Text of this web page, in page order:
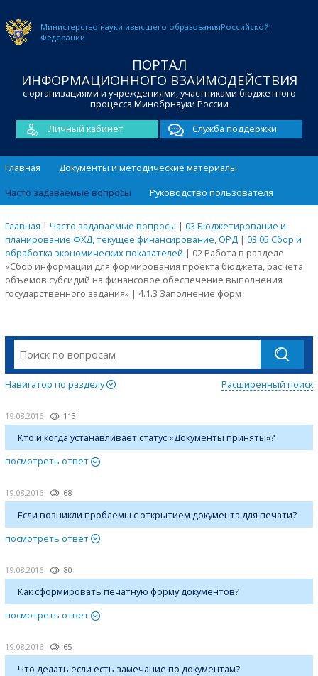
Министерство науки ивысшего образованияРоссийской
Федерации
ПОРТАЛ
ИНФОРМАЦИОННОГО ВЗАИМОДЕЙСТВИЯ
с организациями и учреждениями, участниками бюджетного
процесса Минобрнауки России
Личный кабинет
Служба поддержки
Главная
Документы и методические материалы
Часто задаваемые вопросы
Руководство пользователя
Главная | Часто задаваемые вопросы | 03 Бюджетирование и
планирование ФХД, текущее финансирование, ОРД | 03.05 Сбор и
обработка экономических показателей | 02 Работа в разделе
«Сбор информации для формирования проекта бюджета, расчета
объемов субсидий на финансовое обеспечение выполнения
государственного задания» | 4.1.3 Заполнение форм
Навигатор по разделу Расширенный поиск
19.08.2016 113
Кто и когда устанавливает статус «Документы приняты»?
посмотреть ответ
19.08.2016 68
Если возникли проблемы с открытием документа для печати?
посмотреть ответ
19.08.2016 80
Как сформировать печатную форму документов?
посмотреть ответ
19.08.2016 65
Что делать если есть замечание по документам?